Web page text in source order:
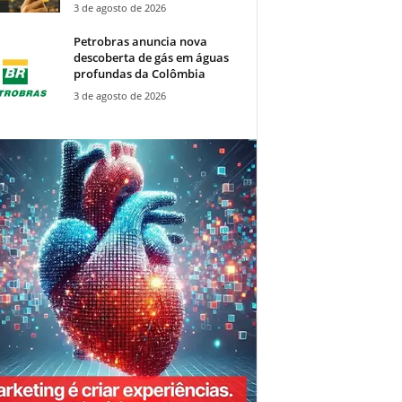
3 de agosto de 2026
Petrobras anuncia nova
descoberta de gás em águas
profundas da Colômbia
3 de agosto de 2026